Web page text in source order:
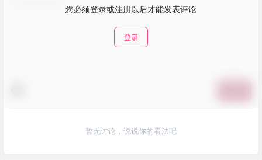
您必须登录或注册以后才能发表评论
登录
暂无讨论，说说你的看法吧